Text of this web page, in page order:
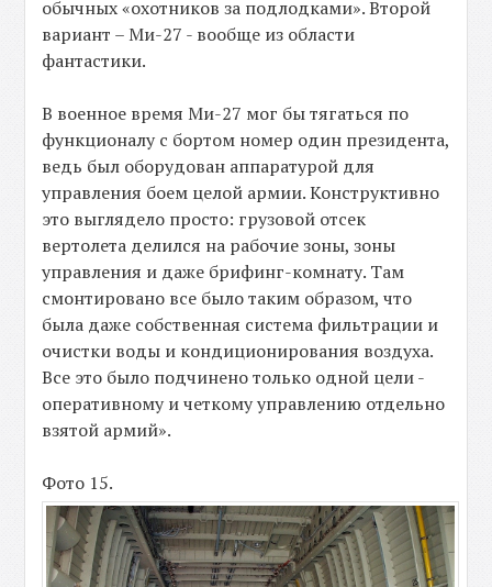
обычных «охотников за подлодками». Второй
вариант – Ми-27 - вообще из области
фантастики.
В военное время Ми-27 мог бы тягаться по
функционалу с бортом номер один президента,
ведь был оборудован аппаратурой для
управления боем целой армии. Конструктивно
это выглядело просто: грузовой отсек
вертолета делился на рабочие зоны, зоны
управления и даже брифинг-комнату. Там
смонтировано все было таким образом, что
была даже собственная система фильтрации и
очистки воды и кондиционирования воздуха.
Все это было подчинено только одной цели -
оперативному и четкому управлению отдельно
взятой армий».
Фото 15.